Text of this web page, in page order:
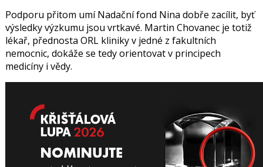
Podporu přitom umí Nadační fond Nina dobře zacílit, byť
výsledky výzkumu jsou vrtkavé. Martin Chovanec je totiž
lékař, přednosta ORL kliniky v jedné z fakultních
nemocnic, dokáže se tedy orientovat v principech
medicíny i vědy.